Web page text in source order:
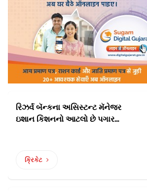
રિઝર્વ બૅન્કના અસિસ્ટન્ટ મૅનેજર
ઇશાન કિશનનો આટલો છે પગાર...
ક્રિકેટ